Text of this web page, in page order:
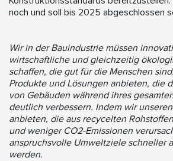
noch und soll bis 2025 abgeschlossen
Wir in der Bauindustrie müssen
wirtschaftliche und gleichzeitig
schaffen, die gut für die Menschen
Produkte und Lösungen anbieten, die
von Gebäuden während ihres
deutlich verbessern. Indem wir
anbieten, die aus recycelten
und weniger CO2-Emissionen
anspruchsvolle Umweltziele schneller
werden.